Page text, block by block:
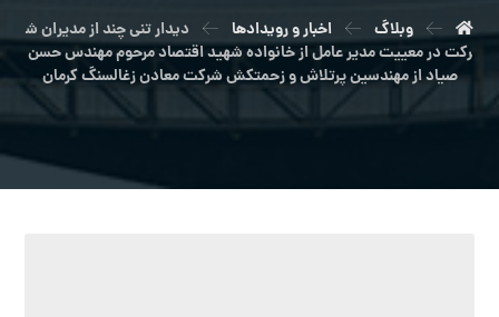
وبلاگ اخبار و رویدادها
دیدار تنی چند از مدیران ش
رکت در معییت مدیر عامل از خانواده شهید اقتصاد مرحوم مهندس حسن
صیاد از مهندسین پرتلاش و زحمتکش شرکت معادن زغالسنگ کرمان